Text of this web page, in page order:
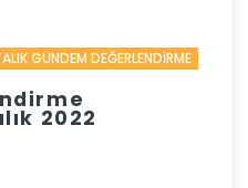
GÜNDEM DEĞERLENDİRME
2022